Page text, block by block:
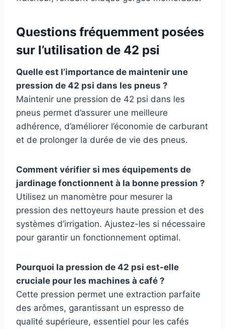
Questions fréquemment posées
sur l’utilisation de 42 psi
Quelle est l’importance de maintenir une
pression de 42 psi dans les pneus ?
Maintenir une pression de 42 psi dans les
pneus permet d’assurer une meilleure
adhérence, d’améliorer l’économie de carburant
et de prolonger la durée de vie des pneus.
Comment vérifier si mes équipements de
jardinage fonctionnent à la bonne pression ?
Utilisez un manomètre pour mesurer la
pression des nettoyeurs haute pression et des
systèmes d’irrigation. Ajustez-les si nécessaire
pour garantir un fonctionnement optimal.
Pourquoi la pression de 42 psi est-elle
cruciale pour les machines à café ?
Cette pression permet une extraction parfaite
des arômes, garantissant un espresso de
qualité supérieure, essentiel pour les cafés